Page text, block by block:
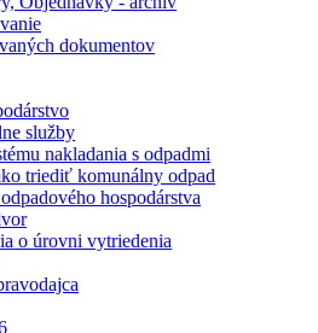
dokumentov
služby
nakladania s odpadmi
triediť komunálny odpad
hospodárstva
o úrovni vytriedenia